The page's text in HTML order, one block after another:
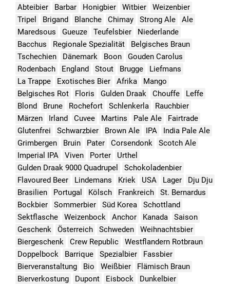
Abteibier
Barbar Honigbier Witbier
Weizenbier
Tripel
Brigand Blanche Chimay Strong Ale
Ale
Maredsous
Gueuze Teufelsbier
Niederlande
Bacchus
Regionale Spezialität
Belgisches Braun
Tschechien
Dänemark Boon
Gouden Carolus
Rodenbach
England Stout Brugge
Liefmans
La Trappe
Exotisches Bier Afrika
Mango
Belgisches Rot
Floris Gulden Draak Chouffe
Leffe
Blond
Brune Rochefort Schlenkerla
Rauchbier
Märzen
Irland Cuvee Martins Pale Ale
Fairtrade
Glutenfrei
Schwarzbier Brown Ale IPA
India Pale Ale
Grimbergen
Bruin Pater Corsendonk
Scotch Ale
Imperial IPA
Viven Porter
Urthel
Gulden Draak 9000 Quadrupel
Schokoladenbier
Flavoured Beer
Lindemans Kriek USA Lager
Dju Dju
Brasilien
Portugal Kölsch Frankreich
St. Bernardus
Bockbier
Sommerbier Süd Korea
Schottland
Sektflasche
Weizenbock Anchor Kanada
Saison
Geschenk
Österreich Schweden
Weihnachtsbier
Biergeschenk
Crew Republic
Westflandern Rotbraun
Doppelbock
Barrique Spezialbier
Fassbier
Bierveranstaltung
Bio Weißbier
Flämisch Braun
Bierverkostung
Dupont Eisbock
Dunkelbier